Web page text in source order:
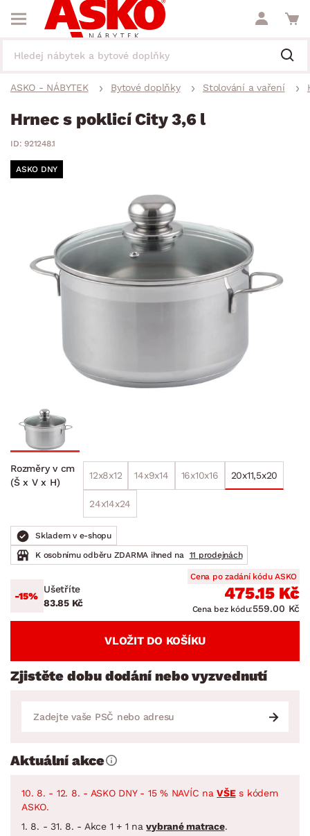
ASKO - NÁBYTEK Bytové doplňky Stolování a vaření
Hrnec s poklicí City 3,6 l
ID: 921248.1
ASKO DNY
Rozměry v cm
(Š x V x H)
12x8x12 14x9x14 16x10x16 20x11,5x20
24x14x24
Skladem v e-shopu
K osobnímu odběru ZDARMA ihned na
11 prodejnách
-15%
Ušetříte
83.85 Kč
Cena po zadání kódu ASKO
475.15 Kč
Cena bez kódu:559.00 Kč
VLOŽIT DO KOŠÍKU
Zjistěte dobu dodání nebo vyzvednutí
Aktuální akce
10. 8. - 12. 8. - ASKO DNY - 15 % NAVÍC naVŠEs kódem
ASKO.
1. 8. - 31. 8. - Akce 1 + 1 navybrané matrace.